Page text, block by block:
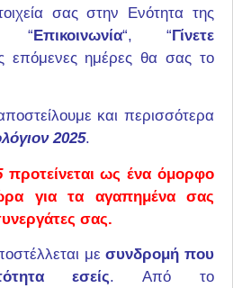
σας στην Ενότητα της
“Επικοινωνία“, “Γίνετε
επόμενες ημέρες θα σας το
και περισσότερα
2025.
προτείνεται ως ένα όμορφο
για τα αγαπημένα σας
σας.
μεσυνδρομή που
εσείς. Από το